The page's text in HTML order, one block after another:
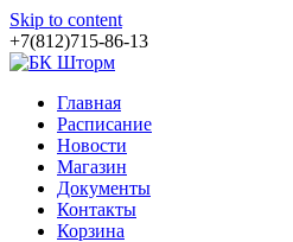
Skip to content
+7(812)715-86-13
Главная
Расписание
Новости
Магазин
Документы
Контакты
Корзина